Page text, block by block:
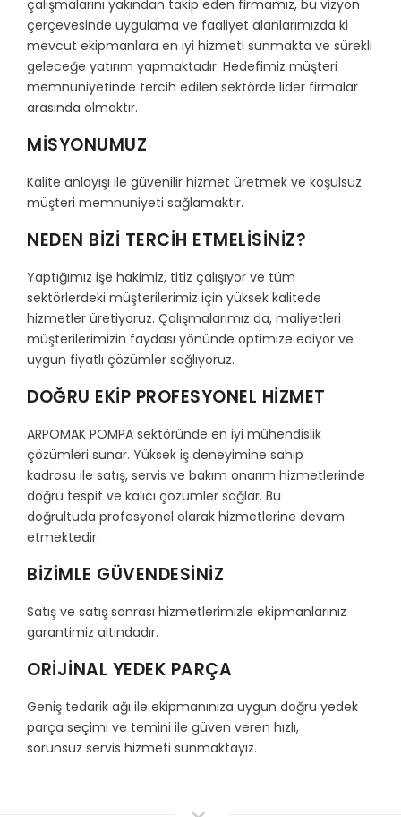
çalışmalarını yakından takip eden firmamız, bu vizyon
çerçevesinde uygulama ve faaliyet alanlarımızda ki
mevcut ekipmanlara en iyi hizmeti sunmakta ve sürekli
geleceğe yatırım yapmaktadır. Hedefimiz müşteri
memnuniyetinde tercih edilen sektörde lider firmalar
arasında olmaktır.
MİSYONUMUZ
Kalite anlayışı ile güvenilir hizmet üretmek ve koşulsuz
müşteri memnuniyeti sağlamaktır.
NEDEN BİZİ TERCİH ETMELİSİNİZ?
Yaptığımız işe hakimiz, titiz çalışıyor ve tüm
sektörlerdeki müşterilerimiz için yüksek kalitede
hizmetler üretiyoruz. Çalışmalarımız da, maliyetleri
müşterilerimizin faydası yönünde optimize ediyor ve
uygun fiyatlı çözümler sağlıyoruz.
DOĞRU EKİP PROFESYONEL HİZMET
ARPOMAK POMPA sektöründe en iyi mühendislik
çözümleri sunar. Yüksek iş deneyimine sahip
kadrosu ile satış, servis ve bakım onarım hizmetlerinde
doğru tespit ve kalıcı çözümler sağlar. Bu
doğrultuda profesyonel olarak hizmetlerine devam
etmektedir.
BİZİMLE GÜVENDESİNİZ
Satış ve satış sonrası hizmetlerimizle ekipmanlarınız
garantimiz altındadır.
ORİJİNAL YEDEK PARÇA
Geniş tedarik ağı ile ekipmanınıza uygun doğru yedek
parça seçimi ve temini ile güven veren hızlı,
sorunsuz servis hizmeti sunmaktayız.